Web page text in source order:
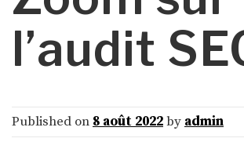
l’audit
Published on 8 août 2022by admin